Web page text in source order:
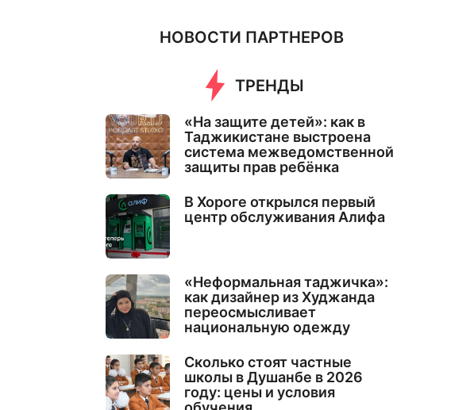
НОВОСТИ ПАРТНЕРОВ
ТРЕНДЫ
«На защите детей»: как в
Таджикистане выстроена
система межведомственной
защиты прав ребёнка
В Хороге открылся первый
центр обслуживания Алифа
«Неформальная таджичка»:
как дизайнер из Худжанда
переосмысливает
национальную одежду
Сколько стоят частные
школы в Душанбе в 2026
году: цены и условия